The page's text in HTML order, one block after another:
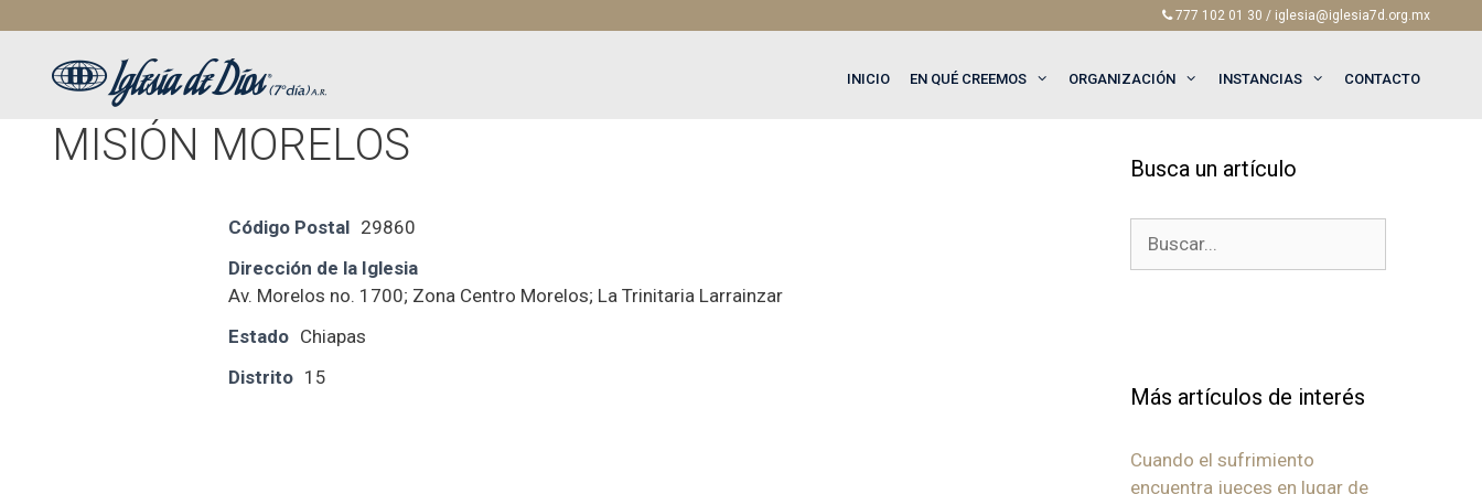
contenido
777 102 01 30 / iglesia@iglesia7d.org.mx
INICIO EN QUÉ CREEMOS ORGANIZACIÓN INSTANCIAS CONTACTO
MISIÓN MORELOS
Código Postal 29860
Dirección de la Iglesia
Av. Morelos no. 1700; Zona Centro Morelos; La Trinitaria Larrainzar
Estado Chiapas
Distrito 15
Busca un artículo
Más artículos de interés
Cuando el sufrimiento
encuentra jueces en lugar de